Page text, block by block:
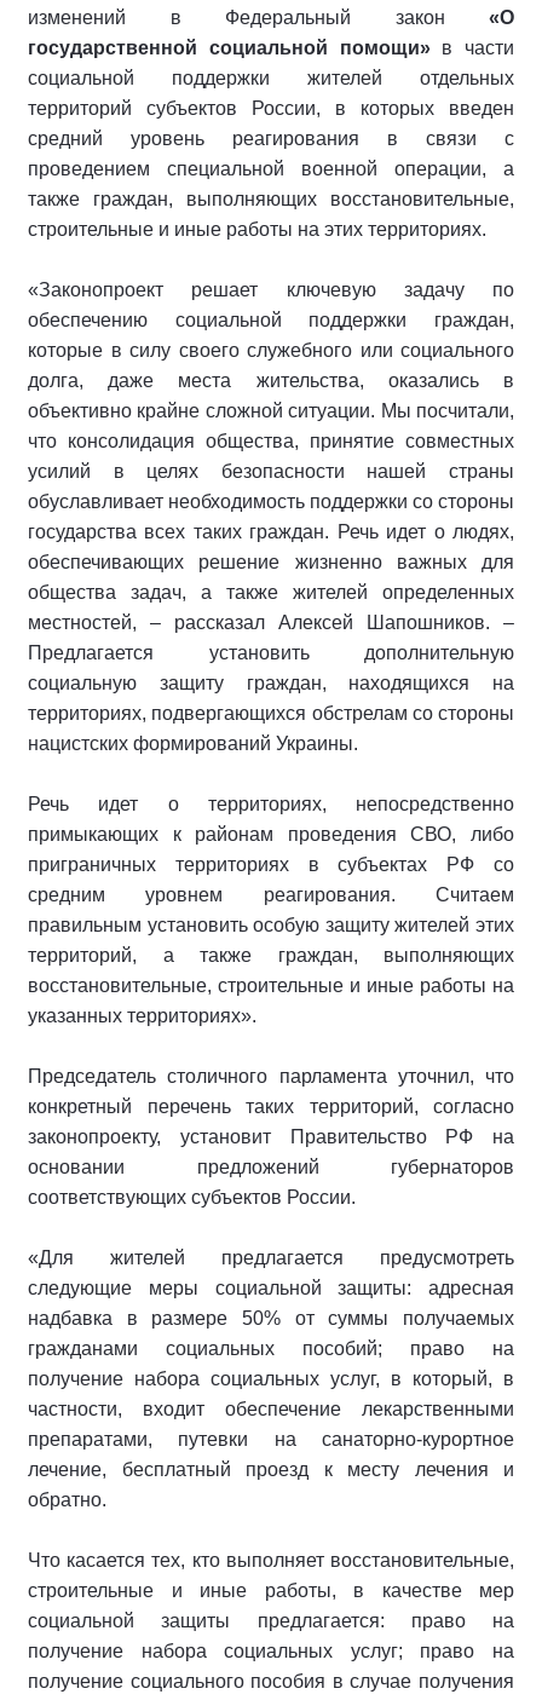
изменений в Федеральный закон «О
государственной социальной помощи»в части
социальной поддержки жителей отдельных
территорий субъектов России, в которых введен
средний уровень реагирования в связи с
проведением специальной военной операции, а
также граждан, выполняющих восстановительные,
строительные и иные работы на этих территориях.
«Законопроект решает ключевую задачу по
обеспечению социальной поддержки граждан,
которые в силу своего служебного или социального
долга, даже места жительства, оказались в
объективно крайне сложной ситуации. Мы посчитали,
что консолидация общества, принятие совместных
усилий в целях безопасности нашей страны
обуславливает необходимость поддержки со стороны
государства всех таких граждан. Речь идет о людях,
обеспечивающих решение жизненно важных для
общества задач, а также жителей определенных
местностей, – рассказал Алексей Шапошников. –
Предлагается установить дополнительную
социальную защиту граждан, находящихся на
территориях, подвергающихся обстрелам со стороны
нацистских формирований Украины.
Речь идет о территориях, непосредственно
примыкающих к районам проведения СВО, либо
приграничных территориях в субъектах РФ со
средним уровнем реагирования. Считаем
правильным установить особую защиту жителей этих
территорий, а также граждан, выполняющих
восстановительные, строительные и иные работы на
указанных территориях».
Председатель столичного парламента уточнил, что
конкретный перечень таких территорий, согласно
законопроекту, установит Правительство РФ на
основании предложений губернаторов
соответствующих субъектов России.
«Для жителей предлагается предусмотреть
следующие меры социальной защиты: адресная
надбавка в размере 50% от суммы получаемых
гражданами социальных пособий; право на
получение набора социальных услуг, в который, в
частности, входит обеспечение лекарственными
препаратами, путевки на санаторно-курортное
лечение, бесплатный проезд к месту лечения и
обратно.
Что касается тех, кто выполняет восстановительные,
строительные и иные работы, в качестве мер
социальной защиты предлагается: право на
получение набора социальных услуг; право на
получение социального пособия в случае получения